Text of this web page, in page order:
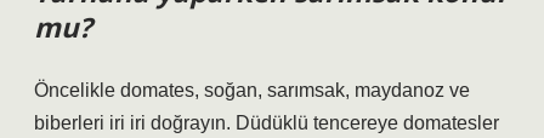
mu?
Öncelikle domates, soğan, sarımsak, maydanoz ve
biberleri iri iri doğrayın. Düdüklü tencereye domatesler